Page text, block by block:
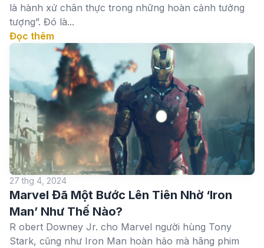
là hành xử chân thực trong những hoàn cảnh tưởng
tượng”. Đó là...
Đọc thêm
27 thg 4, 2024
Marvel Đã Một Bước Lên Tiên Nhờ ‘Iron
Man’ Như Thế Nào?
R obert Downey Jr. cho Marvel người hùng Tony
Stark, cũng như Iron Man hoàn hảo mà hãng phim